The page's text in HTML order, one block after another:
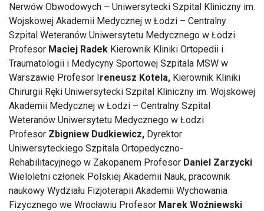
Nerwów Obwodowych – Uniwersytecki Szpital Kliniczny im.
Wojskowej Akademii Medycznej w Łodzi – Centralny
Szpital Weteranów Uniwersytetu Medycznego w Łodzi
Profesor Maciej Radek Kierownik Kliniki Ortopedii i
Traumatologii i Medycyny Sportowej Szpitala MSW w
Warszawie Profesor Ireneusz Kotela, Kierownik Kliniki
Chirurgii Ręki Uniwersytecki Szpital Kliniczny im. Wojskowej
Akademii Medycznej w Łodzi – Centralny Szpital
Weteranów Uniwersytetu Medycznego w Łodzi
Profesor Zbigniew Dudkiewicz, Dyrektor
Uniwersyteckiego Szpitala Ortopedyczno-
Rehabilitacyjnego w Zakopanem Profesor Daniel Zarzycki
Wieloletni członek Polskiej Akademii Nauk, pracownik
naukowy Wydziału Fizjoterapii Akademii Wychowania
Fizycznego we Wrocławiu Profesor Marek Woźniewski